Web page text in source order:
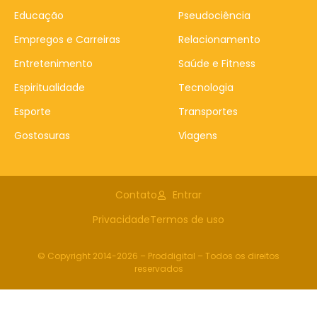
Educação
Empregos e Carreiras
Entretenimento
Espiritualidade
Esporte
Gostosuras
Pseudociência
Relacionamento
Saúde e Fitness
Tecnologia
Transportes
Viagens
Contato
Entrar
PrivacidadeTermos de uso
© Copyright 2014-2026 – Proddigital – Todos os direitos
reservados